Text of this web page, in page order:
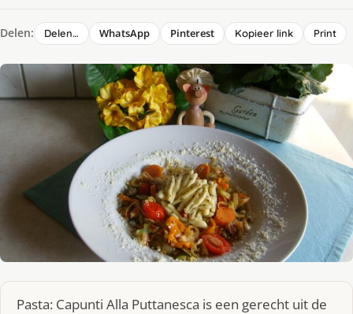
Delen: Delen… WhatsApp Pinterest Kopieer link Print
Pasta: Capunti Alla Puttanesca is een gerecht uit de